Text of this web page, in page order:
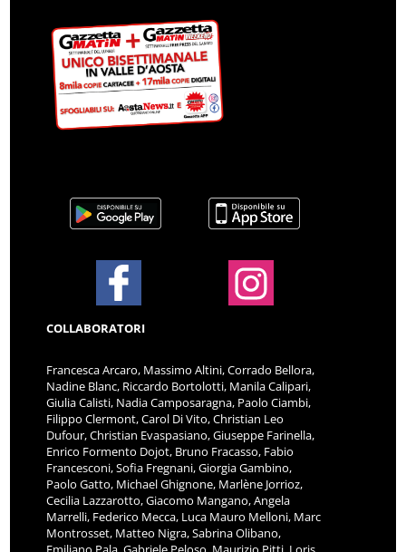
COLLABORATORI
Francesca Arcaro, Massimo Altini, Corrado Bellora,
Nadine Blanc, Riccardo Bortolotti, Manila Calipari,
Giulia Calisti, Nadia Camposaragna, Paolo Ciambi,
Filippo Clermont, Carol Di Vito, Christian Leo
Dufour, Christian Evaspasiano, Giuseppe Farinella,
Enrico Formento Dojot, Bruno Fracasso, Fabio
Francesconi, Sofia Fregnani, Giorgia Gambino,
Paolo Gatto, Michael Ghignone, Marlène Jorrioz,
Cecilia Lazzarotto, Giacomo Mangano, Angela
Marrelli, Federico Mecca, Luca Mauro Melloni, Marc
Montrosset, Matteo Nigra, Sabrina Olibano,